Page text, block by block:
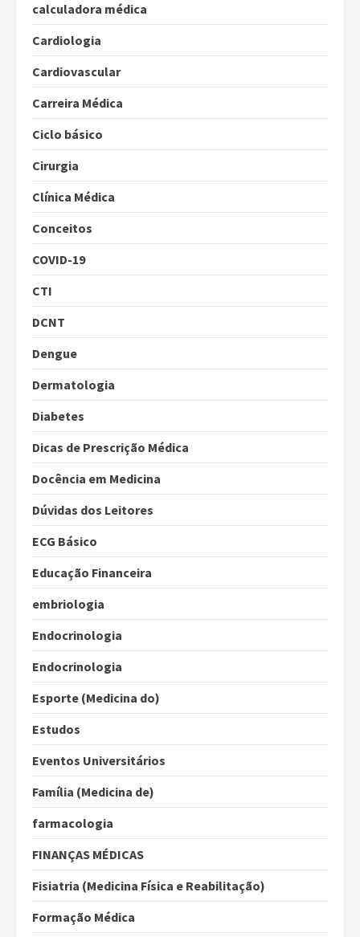
calculadora médica
Cardiologia
Cardiovascular
Carreira Médica
Ciclo básico
Cirurgia
Clínica Médica
Conceitos
COVID-19
CTI
DCNT
Dengue
Dermatologia
Diabetes
Dicas de Prescrição Médica
Docência em Medicina
Dúvidas dos Leitores
ECG Básico
Educação Financeira
embriologia
Endocrinologia
Endocrinologia
Esporte (Medicina do)
Estudos
Eventos Universitários
Família (Medicina de)
farmacologia
FINANÇAS MÉDICAS
Fisiatria (Medicina Física e Reabilitação)
Formação Médica